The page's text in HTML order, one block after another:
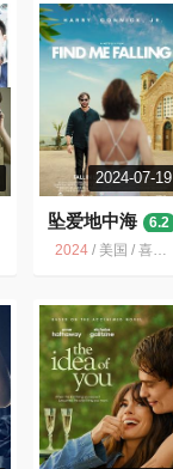
2024-07-19
坠爱地中海
6.2
2024 / 美国 / 喜剧 爱情 音乐